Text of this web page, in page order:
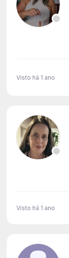
Visto há 1 ano
Visto há 1 ano